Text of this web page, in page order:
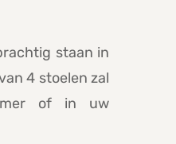
staan in
4 stoelen zal
of in uw